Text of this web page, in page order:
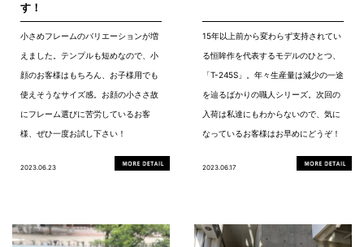
す！
小さめフレームのバリエーションが増
えました。テンプルも短めなので、小
顔のお客様はもちろん、お子様用でも
使えそうなサイズ感。お顔の小ささ故
にフレーム選びに苦労しているお客
様、ぜひ一度お試し下さい！
2023.06.23
15年以上前から変わらず支持されてい
る恒眸作を代表するモデルのひとつ、
「T-245S」。年々生産量は減少の一途
を辿るばかりの職人シリーズ。次回の
入荷は私達にもわからないので、気に
なっているお客様はお早めにどうぞ！
2023.06.17